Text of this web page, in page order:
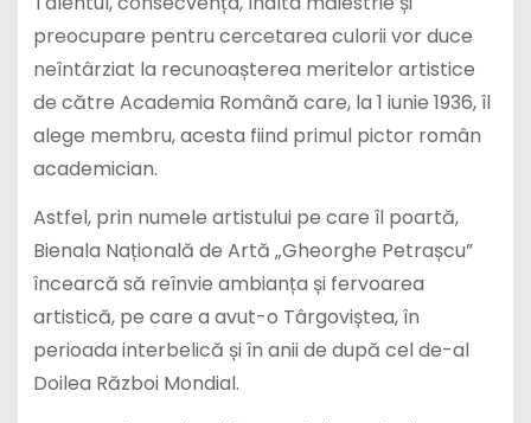
preocupare pentru cercetarea culorii vor duce
neîntârziat la recunoașterea meritelor artistice
de către Academia Română care, la 1 iunie 1936, îl
alege membru, acesta fiind primul pictor român
academician.
Astfel, prin numele artistului pe care îl poartă,
Bienala Națională de Artă „Gheorghe Petrașcu”
încearcă să reînvie ambianța și fervoarea
artistică, pe care a avut-o Târgoviștea, în
perioada interbelică și în anii de după cel de-al
Doilea Război Mondial.